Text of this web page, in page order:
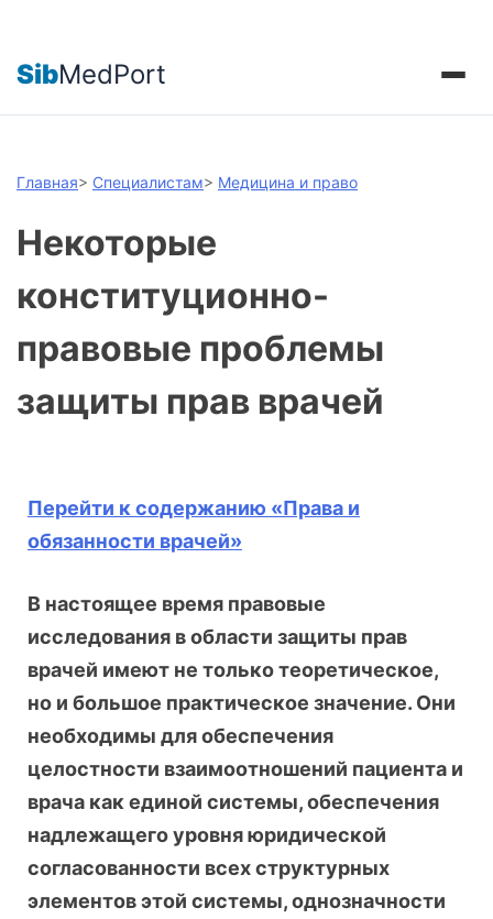
SibMedPort
Главная> Специалистам> Медицина и право
Некоторые
конституционно-
правовые проблемы
защиты прав врачей
Перейти к содержанию «Права и
обязанности врачей»
В настоящее время правовые
исследования в области защиты прав
врачей имеют не только теоретическое,
но и большое практическое значение. Они
необходимы для обеспечения
целостности взаимоотношений пациента и
врача как единой системы, обеспечения
надлежащего уровня юридической
согласованности всех структурных
элементов этой системы, однозначности